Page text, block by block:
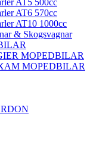
AT5 500cc
AT6 570cc
AT10 1000cc
& Skogsvagnar
MOPEDBILAR
MOPEDBILAR